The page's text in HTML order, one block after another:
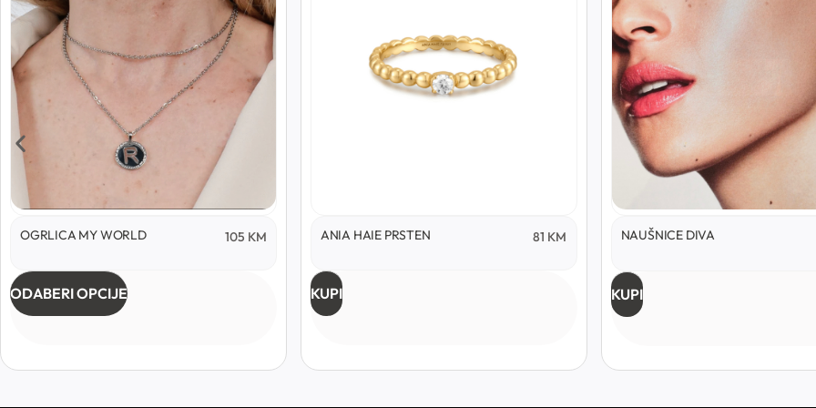
OGRLICA MY WORLD 105 KM
ODABERI OPCIJE
ANIA HAIE PRSTEN 81 KM
KUPI
NAUŠNICE DIVA
KUPI